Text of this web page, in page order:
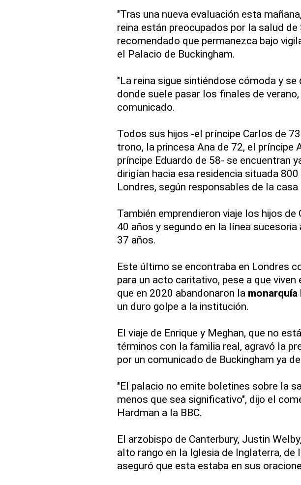
"Tras una nueva evaluación esta
reina están preocupados por la salud de
recomendado que permanezca bajo
el Palacio de Buckingham.
"La reina sigue sintiéndose cómoda y se
donde suele pasar los finales de verano,
comunicado.
Todos sus hijos -el príncipe Carlos de
trono, la princesa Ana de 72, el príncipe
príncipe Eduardo de 58- se encuentran
dirigían hacia esa residencia situada
Londres, según responsables de la casa
También emprendieron viaje los hijos de
40 años y segundo en la línea sucesoria
37 años.
Este último se encontraba en Londres
para un acto caritativo, pese a que viven
que en 2020 abandonaron la monarquía
un duro golpe a la institución.
El viaje de Enrique y Meghan, que no
términos con la familia real, agravó la
por un comunicado de Buckingham ya
"El palacio no emite boletines sobre la
menos que sea significativo", dijo el
Hardman a la BBC.
El arzobispo de Canterbury, Justin
alto rango en la Iglesia de Inglaterra, de
aseguró que esta estaba en sus